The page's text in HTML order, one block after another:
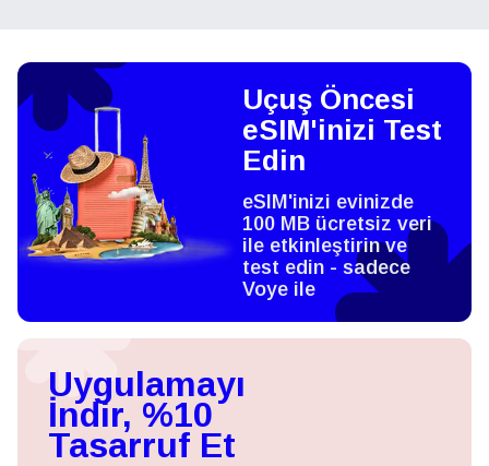
Uçuş Öncesi
eSIM'inizi Test
Edin
eSIM'inizi evinizde
100 MB ücretsiz veri
ile etkinleştirin ve
test edin - sadece
Voye ile
Uygulamayı
İndir, %10
Tasarruf Et